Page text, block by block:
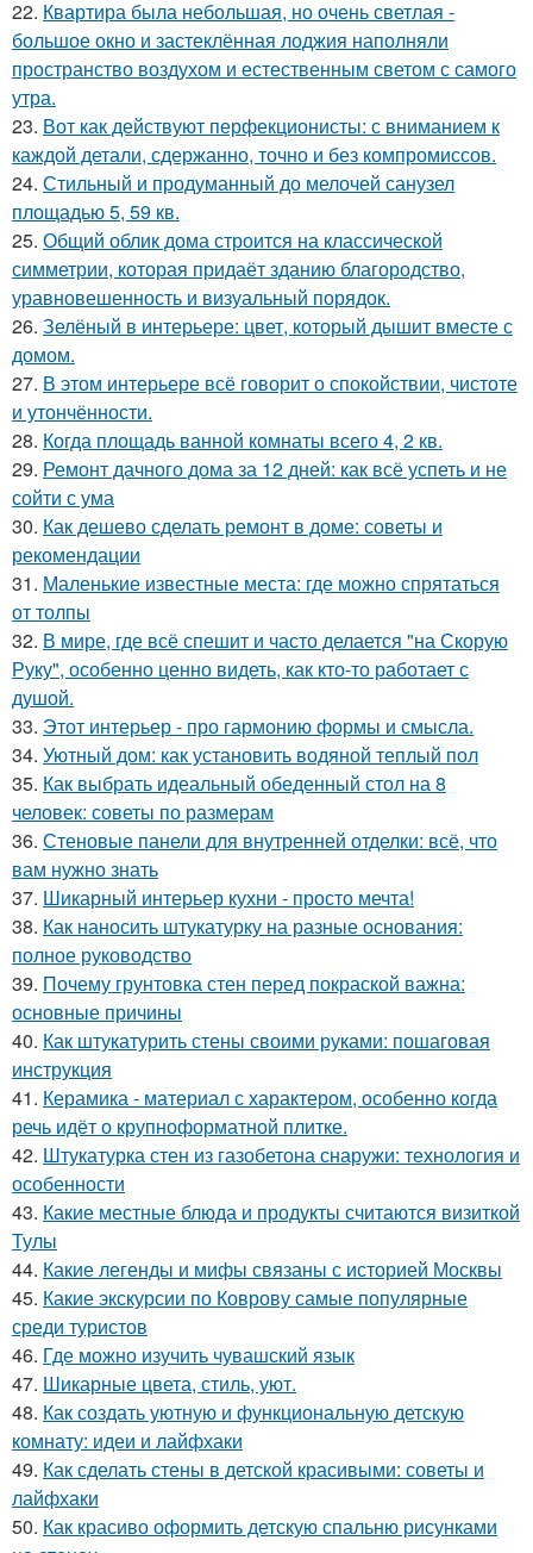
22. Квартира была небольшая, но очень светлая -
большое окно и застеклённая лоджия наполняли
пространство воздухом и естественным светом с самого
утра.
23. Вот как действуют перфекционисты: с вниманием к
каждой детали, сдержанно, точно и без компромиссов.
24. Стильный и продуманный до мелочей санузел
площадью 5, 59 кв.
25. Общий облик дома строится на классической
симметрии, которая придаёт зданию благородство,
уравновешенность и визуальный порядок.
26. Зелёный в интерьере: цвет, который дышит вместе с
домом.
27. В этом интерьере всё говорит о спокойствии, чистоте
и утончённости.
28. Когда площадь ванной комнаты всего 4, 2 кв.
29. Ремонт дачного дома за 12 дней: как всё успеть и не
сойти с ума
30. Как дешево сделать ремонт в доме: советы и
рекомендации
31. Маленькие известные места: где можно спрятаться
от толпы
32. В мире, где всё спешит и часто делается "на Скорую
Руку", особенно ценно видеть, как кто-то работает с
душой.
33. Этот интерьер - про гармонию формы и смысла.
34. Уютный дом: как установить водяной теплый пол
35. Как выбрать идеальный обеденный стол на 8
человек: советы по размерам
36. Стеновые панели для внутренней отделки: всё, что
вам нужно знать
37. Шикарный интерьер кухни - просто мечта!
38. Как наносить штукатурку на разные основания:
полное руководство
39. Почему грунтовка стен перед покраской важна:
основные причины
40. Как штукатурить стены своими руками: пошаговая
инструкция
41. Керамика - материал с характером, особенно когда
речь идёт о крупноформатной плитке.
42. Штукатурка стен из газобетона снаружи: технология и
особенности
43. Какие местные блюда и продукты считаются визиткой
Тулы
44. Какие легенды и мифы связаны с историей Москвы
45. Какие экскурсии по Коврову самые популярные
среди туристов
46. Где можно изучить чувашский язык
47. Шикарные цвета, стиль, уют.
48. Как создать уютную и функциональную детскую
комнату: идеи и лайфхаки
49. Как сделать стены в детской красивыми: советы и
лайфхаки
50. Как красиво оформить детскую спальню рисунками